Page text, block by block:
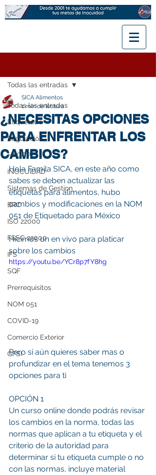
Todas las entradas
Etiquetado
Regulación
HACCP
INOCUIDAD
Sistemas de Gestion
BRC
ISO 22000
FSSC 22000
IFS
SQF
Prerrequisitos
NOM 051
COVID-19
Comercio Exterior
GFSI
Todas las entradas
¿NECESITAS OPCIONES
PARA ENFRENTAR LOS
CAMBIOS?
SICA Alimentos
1 min de lectura
Hola Famila SICA, en este año como
sabes se deben actualizar las
etiquetas para alimentos, hubo
cambios y modificaciones en la NOM
051 de Etiquetado para México
Hicimos un en vivo para platicar
sobre los cambios
https://youtu.be/YCr8p7fY8hg
Pero si aún quieres saber mas o
profundizar en el tema tenemos 3
opciones para ti
OPCIÓN 1
Un curso online donde podrás revisar
los cambios en la norma, todas las
normas que aplican a tu etiqueta y el
criterio de la autoridad para
determinar si tu etiqueta cumple o no
con las normas, incluye material